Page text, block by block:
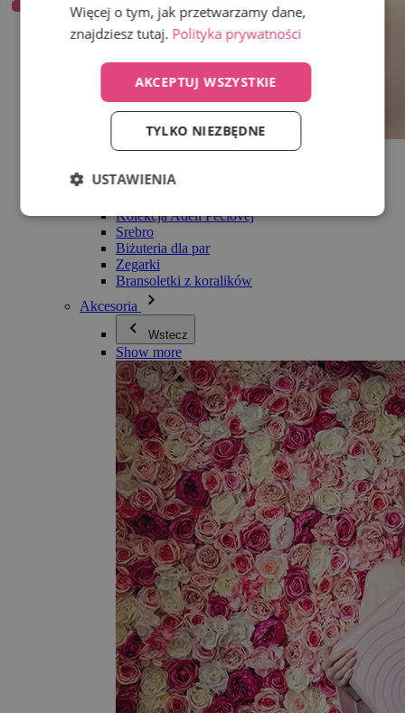
Wszystko w kategorii Biżuteria
Bransoletki
Kolekcja Adéli Pečlovej
Srebro
Biżuteria dla par
Zegarki
Bransoletki z koralików
Akcesoria
Wstecz
Show more
Więcej o tym, jak przetwarzamy dane,
znajdziesz tutaj. Polityka prywatności
AKCEPTUJ WSZYSTKIE
TYLKO NIEZBĘDNE
USTAWIENIA